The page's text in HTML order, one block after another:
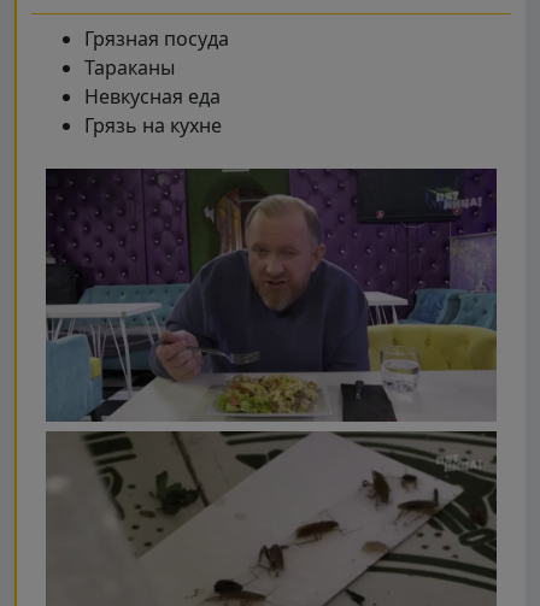
Грязная посуда
Тараканы
Невкусная еда
Грязь на кухне